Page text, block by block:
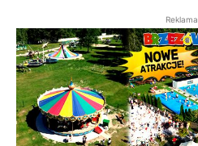
Reklama